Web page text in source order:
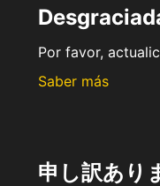
Por favor,
Saber más
申し訳あり